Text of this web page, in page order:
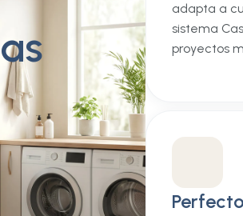
adapta a
sistema
proyectos